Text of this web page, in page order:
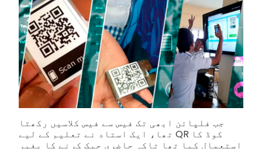
جب فلپائن ابھی تک فیس سے فیس کلاسیں رکھتا
تھا، ایک استاد نے تعلیم کے لیے QR کوڈ کا
استعمال کیا تھا تاکہ حاضری چیک کرنے کا بغیر